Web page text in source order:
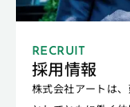
RECRUIT
採用情報
株式会社アートは